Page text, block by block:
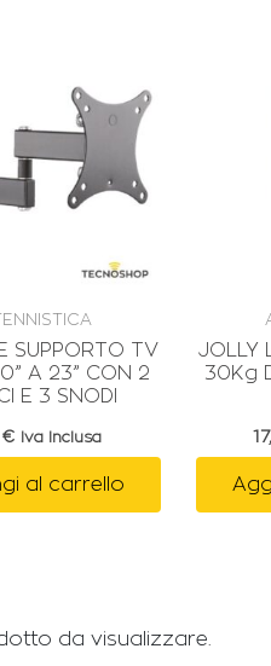
SUPPORTO TV
A 23” CON 2
E 3 SNODI
€ Iva Inclusa
al carrello
JOLLY
30Kg
da visualizzare.